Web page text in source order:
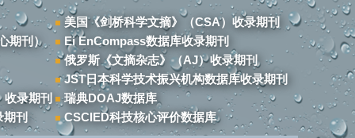
期刊）
录期刊
刊
美国《剑桥科学文摘》（CSA）收录期刊
Ei EnCompass数据库收录期刊
俄罗斯《文摘杂志》（AJ）收录期刊
JST日本科学技术振兴机构数据库收录期刊
瑞典DOAJ数据库
CSCIED科技核心评价数据库